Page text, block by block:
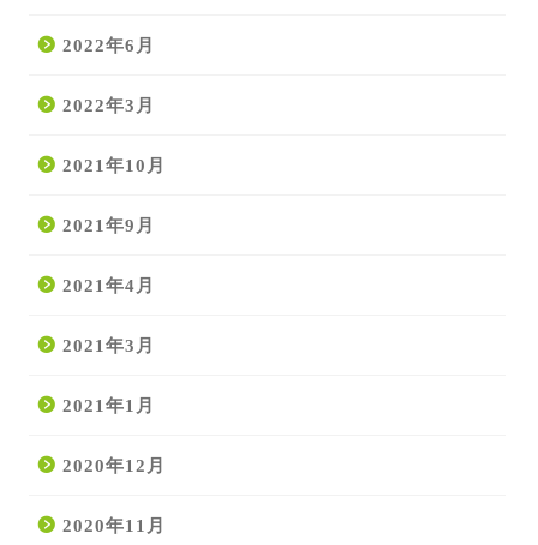
2022年6月
2022年3月
2021年10月
2021年9月
2021年4月
2021年3月
2021年1月
2020年12月
2020年11月